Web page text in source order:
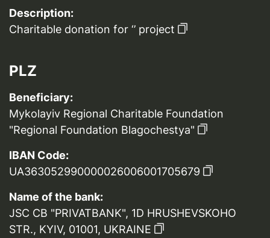
Description:
Charitable donation for ‘’ project
PLZ
Beneficiary:
Mykolayiv Regional Charitable Foundation
"Regional Foundation Blagochestya"
IBAN Code:
UA363052990000026006001705679
Name of the bank:
JSC CB "PRIVATBANK", 1D HRUSHEVSKOHO
STR., KYIV, 01001, UKRAINE